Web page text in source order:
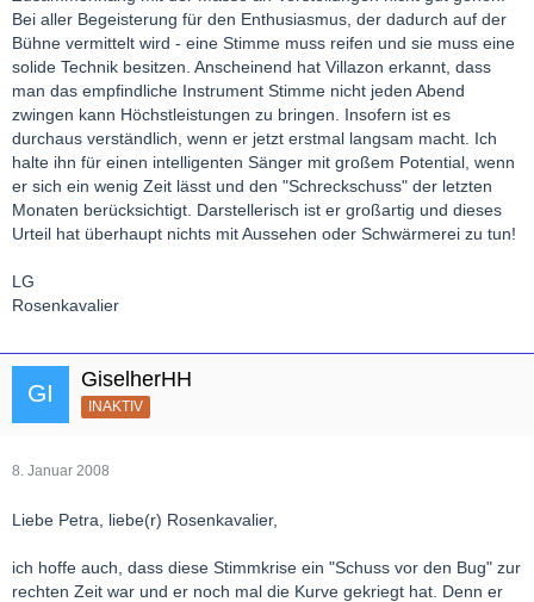
Bei aller Begeisterung für den Enthusiasmus, der dadurch auf der
Bühne vermittelt wird - eine Stimme muss reifen und sie muss eine
solide Technik besitzen. Anscheinend hat Villazon erkannt, dass
man das empfindliche Instrument Stimme nicht jeden Abend
zwingen kann Höchstleistungen zu bringen. Insofern ist es
durchaus verständlich, wenn er jetzt erstmal langsam macht. Ich
halte ihn für einen intelligenten Sänger mit großem Potential, wenn
er sich ein wenig Zeit lässt und den "Schreckschuss" der letzten
Monaten berücksichtigt. Darstellerisch ist er großartig und dieses
Urteil hat überhaupt nichts mit Aussehen oder Schwärmerei zu tun!
LG
Rosenkavalier
GiselherHH
INAKTIV
8. Januar 2008
Liebe Petra, liebe(r) Rosenkavalier,
ich hoffe auch, dass diese Stimmkrise ein "Schuss vor den Bug" zur
rechten Zeit war und er noch mal die Kurve gekriegt hat. Denn er